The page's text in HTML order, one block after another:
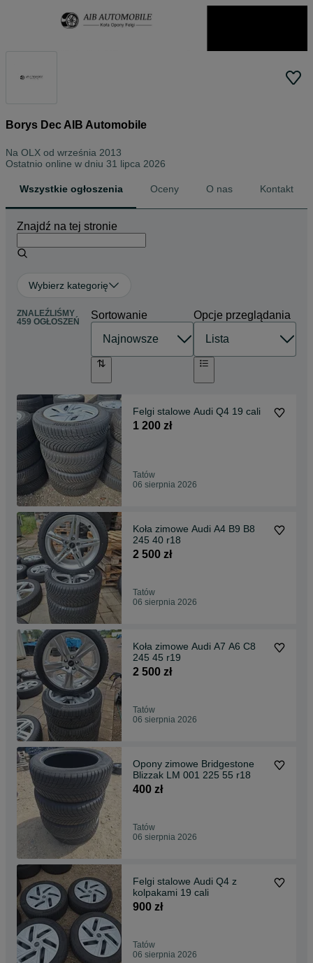
Borys Dec AIB Automobile
Na OLX od września 2013
Ostatnio online w dniu 31 lipca 2026
Wszystkie ogłoszenia Oceny O nas Kontakt
Znajdź na tej stronie
Wybierz kategorię
ZNALEŹLIŚMY
459 OGŁOSZEŃ
Sortowanie Opcje przeglądania
Felgi stalowe Audi Q4 19 cali
1 200 zł
Tatów
06 sierpnia 2026
Koła zimowe Audi A4 B9 B8
245 40 r18
2 500 zł
Tatów
06 sierpnia 2026
Koła zimowe Audi A7 A6 C8
245 45 r19
2 500 zł
Tatów
06 sierpnia 2026
Opony zimowe Bridgestone
Blizzak LM 001 225 55 r18
400 zł
Tatów
06 sierpnia 2026
Felgi stalowe Audi Q4 z
kolpakami 19 cali
900 zł
Tatów
06 sierpnia 2026